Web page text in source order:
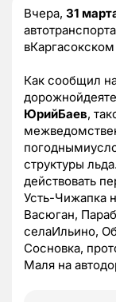
Вчера, 31
автотранспорта
Как сообщил
ЮрийБаев,
структуры льда.
действовать
Усть-Чижапка
Васюган,
селаИльино,
Сосновка,
Маля на